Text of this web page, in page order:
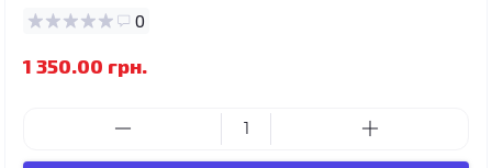
0
1 350.00 грн.